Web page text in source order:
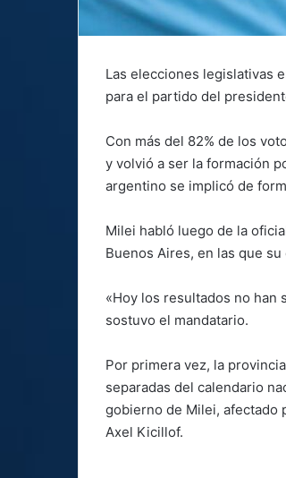
Las elecciones legislativas
para el partido del
Con más del 82% de los
y volvió a ser la formación
argentino se implicó de
Milei habló luego de la
Buenos Aires, en las que
«Hoy los resultados no han
sostuvo el mandatario.
Por primera vez, la
separadas del calendario
gobierno de Milei, afectado
Axel Kicillof.